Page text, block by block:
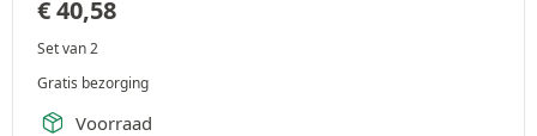
€40,58
Set van 2
Gratis bezorging
Voorraad